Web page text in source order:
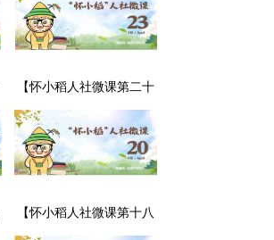
【怀小稻人社微课第二十
期】用人单位不交付劳动
合同怎么办？
【怀小稻人社微课第十八
期】劳动合同到期没续签